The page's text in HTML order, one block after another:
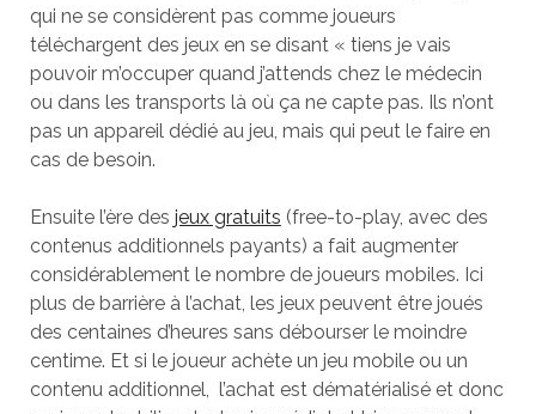
qui ne se considèrent pas comme joueurs
téléchargent des jeux en se disant « tiens je vais
pouvoir m’occuper quand j’attends chez le médecin
ou dans les transports là où ça ne capte pas. Ils n’ont
pas un appareil dédié au jeu, mais qui peut le faire en
cas de besoin.
Ensuite l’ère des jeux gratuits (free-to-play, avec des
contenus additionnels payants) a fait augmenter
considérablement le nombre de joueurs mobiles. Ici
plus de barrière à l’achat, les jeux peuvent être joués
des centaines d’heures sans débourser le moindre
centime. Et si le joueur achète un jeu mobile ou un
contenu additionnel, l’achat est dématérialisé et donc